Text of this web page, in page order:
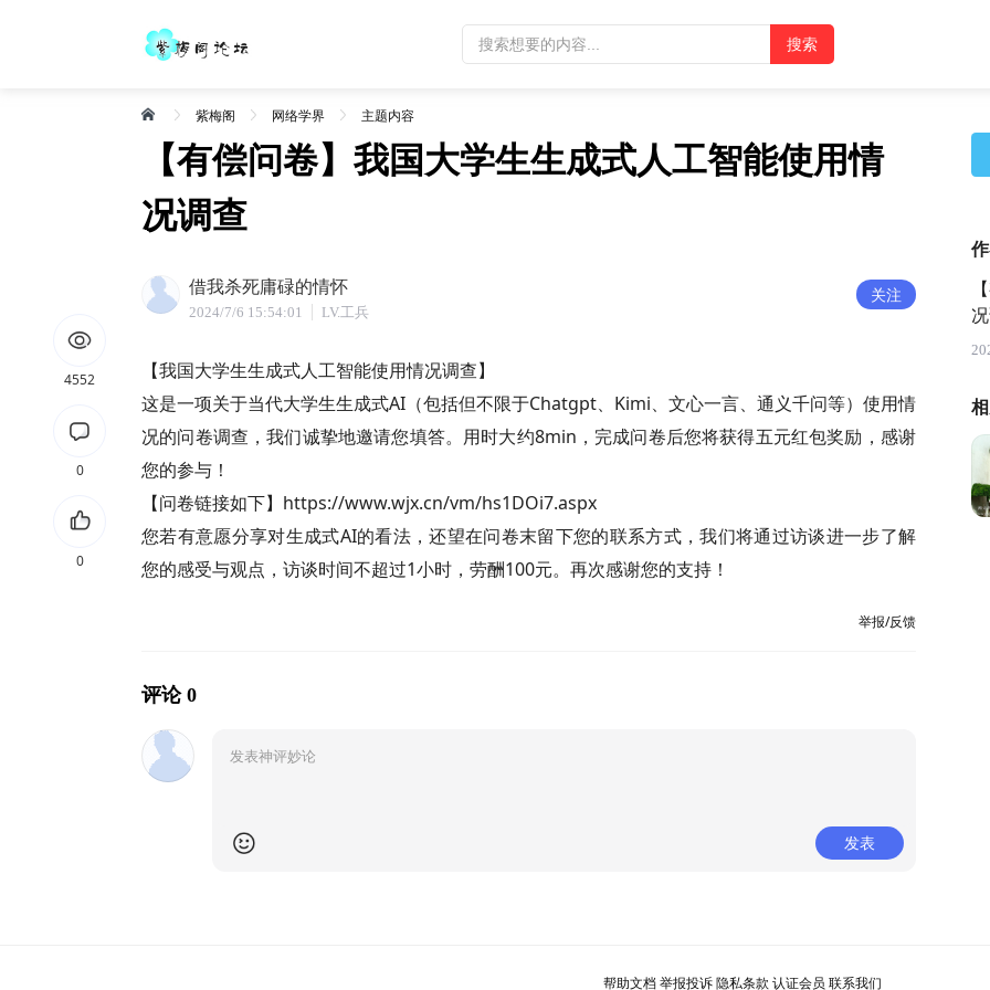
紫梅阁 网络学界 主题内容
【有偿问卷】我国大学生生成式人工智能使用情
况调查
借我杀死庸碌的情怀
2024/7/6 15:54:01 LV.工兵
关注
【我国大学生生成式人工智能使用情况调查】
这是一项关于当代大学生生成式AI（包括但不限于Chatgpt、Kimi、文心一言、通义千问等）使用情
况的问卷调查，我们诚挚地邀请您填答。用时大约8min，完成问卷后您将获得五元红包奖励，感谢
您的参与！
【问卷链接如下】https://www.wjx.cn/vm/hs1DOi7.aspx
您若有意愿分享对生成式AI的看法，还望在问卷末留下您的联系方式，我们将通过访谈进一步了解
您的感受与观点，访谈时间不超过1小时，劳酬100元。再次感谢您的支持！
举报/反馈
评论 0
发表
4552
0
0
帮助文档举报投诉隐私条款 认证会员 联系我们